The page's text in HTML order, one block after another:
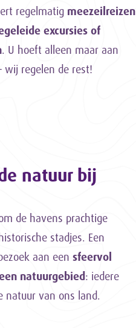
regelmatig meezeilreizen
excursies of
. U hoeft alleen maar aan
wij regelen de rest!
natuur bij
de havens prachtige
stadjes. Een
aan een sfeervol
natuurgebied: iedere
natuur van ons land.